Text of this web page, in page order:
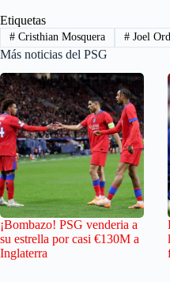
Etiquetas
#Cristhian Mosquera #Joel
Más noticias del PSG
¡Bombazo! PSG venderia a
su estrella por casi €130M a
Inglaterra